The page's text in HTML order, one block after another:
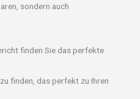
sondern auch
finden Sie das perfekte
finden, das perfekt zu Ihren